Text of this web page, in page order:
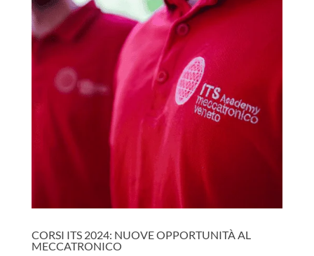
CORSI ITS 2024: NUOVE OPPORTUNITÀ AL
MECCATRONICO